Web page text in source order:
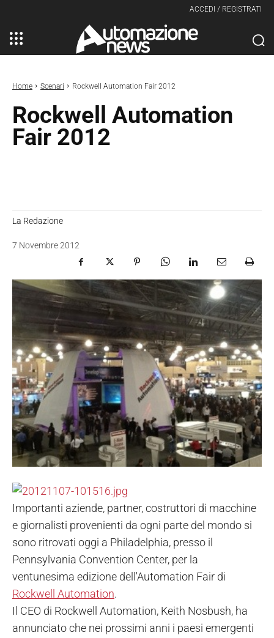
ACCEDI / REGISTRATI
Home Scenari Rockwell Automation Fair 2012
Rockwell Automation
Fair 2012
La Redazione
7 Novembre 2012
Importanti aziende, partner, costruttori di macchine
e giornalisti provenienti da ogni parte del mondo si
sono ritrovati oggi a Philadelphia, presso il
Pennsylvania Convention Center, per la
ventunesima edizione dell'Automation Fair di
Rockwell Automation.
Il CEO di Rockwell Automation, Keith Nosbush, ha
annunciato che nei prossimi anni i paesi emergenti